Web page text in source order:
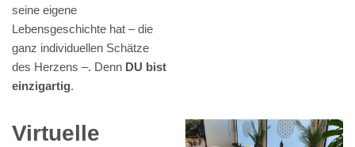
seine eigene
Lebensgeschichte hat – die
ganz individuellen Schätze
des Herzens –. Denn DU bist
einzigartig.
Virtuelle